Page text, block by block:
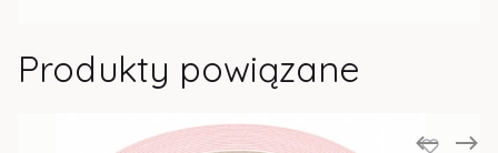
Produkty powiązane